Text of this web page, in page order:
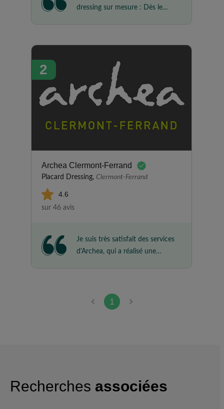
dressing sur mesure : Dès le
nous avions à faire à une
confirmée par une prestation
très aboutie du début jusqu'à la
fin de la réalisation de notre
projet. Délai de délivrance des
engagements pour la livraison et
parquet exceptionnel, travail et
finition parfaits. Enfin, nous
voudrions remercier Magalie et
2
Archea Clermont-Ferrand
Placard Dressing, Clermont-Ferrand
4.6
sur 46 avis
Je suis très satisfait des services
d'Archea, qui a réalisé une
ne l'imaginais.
1
Recherches associées